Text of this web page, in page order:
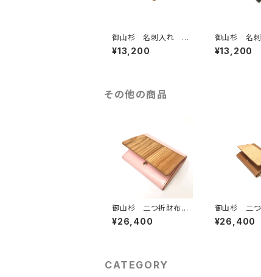
御山杉 名刺入れ 白
色（アイボリー）
¥13,200
御山杉 名
色（ブラック）
¥13,200
その他の商品
御山杉 二つ折財布
ピンク
¥26,400
御山杉 二つ
布 茶色（ブラ
¥26,400
CATEGORY